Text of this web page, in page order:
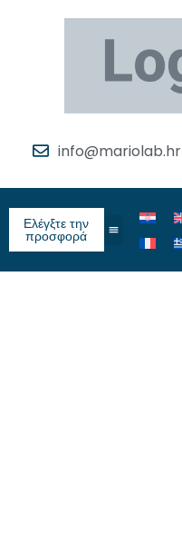
info@mariolab.hr
Ελέγξτε την
προσφορά